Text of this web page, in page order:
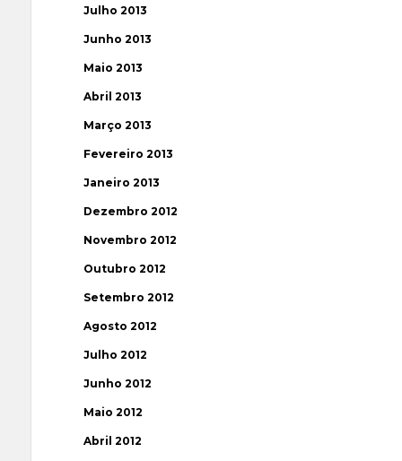
Julho 2013
Junho 2013
Maio 2013
Abril 2013
Março 2013
Fevereiro 2013
Janeiro 2013
Dezembro 2012
Novembro 2012
Outubro 2012
Setembro 2012
Agosto 2012
Julho 2012
Junho 2012
Maio 2012
Abril 2012